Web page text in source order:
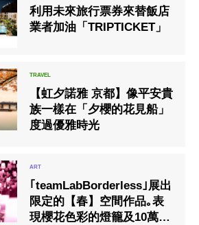
利用未來旅行票券來替飯店
業者加油「TRIPTICKET」
【虹夕諾雅 京都】像平安貴
族一樣在「夕櫻的花見船」
度過優雅時光
｢teamLabBorderless｣展出
限定的【春】空間作品｡表
現櫻花色彩的燈籠及10萬株